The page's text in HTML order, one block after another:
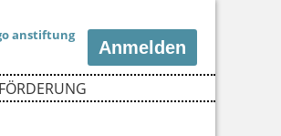
Anmelden
FÖRDERUNG